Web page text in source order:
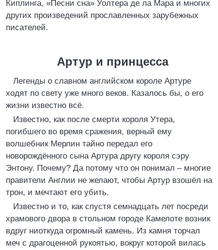
Киплинга, «Песни сна» Уолтера де ла Мара и многих
других произведений прославленных зарубежных
писателей.
Артур и принцесса
Легенды о славном английском короле Артуре
ходят по свету уже много веков. Казалось бы, о его
жизни известно всё.
Известно, как после смерти короля Утера,
погибшего во время сражения, верный ему
волшебник Мерлин тайно передал его
новорождённого сына Артура другу короля сэру
Энтону. Почему? Да потому что он понимал – многие
правители Англии не желают, чтобы Артур взошёл на
трон, и мечтают его убить.
Известно и то, как спустя семнадцать лет посреди
храмового двора в стольном городе Камелоте возник
вдруг ниоткуда огромный камень. Из камня торчал
меч с драгоценной рукоятью, вокруг которой вилась